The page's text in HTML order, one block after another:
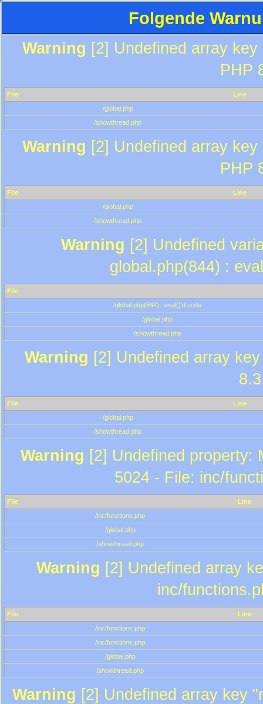
Folgende
Warning [2] Undefined array
PHP
File
Line
/global.php
/showthread.php
Warning [2] Undefined array
PHP
File
Line
/global.php
/showthread.php
Warning [2] Undefined
global.php(844) :
File
/global.php(844) : eval()'d code
/global.php
/showthread.php
Warning [2] Undefined array
File
Line
/global.php
/showthread.php
Warning [2] Undefined property:
5024 - File: inc/
File
Line
/inc/functions.php
/global.php
/showthread.php
Warning [2] Undefined array
inc/
File
Line
/inc/functions.php
/inc/functions.php
/global.php
/showthread.php
Warning [2] Undefined array key